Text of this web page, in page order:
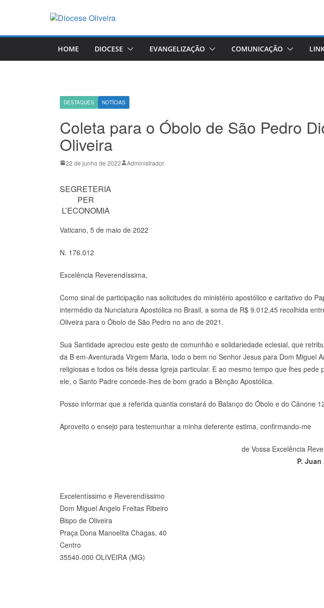
conteúdo
HOME DIOCESE EVANGELIZAÇÃO COMUNICAÇÃO
DESTAQUES NOTÍCIAS
Coleta para o Óbolo de São Pedro
Oliveira
22 de junho de 2022 Administrador
SEGRETERIA
PER
L’ECONOMIA
Vaticano, 5 de maio de 2022
N. 176.012
Excelência Reverendíssima,
Como sinal de participação nas solicitudes do ministério apostólico e caritativo do
intermédio da Nunciatura Apostólica no Brasil, a soma de R$ 9.012,45 recolhida
Oliveira para o Óbolo de São Pedro no ano de 2021.
Sua Santidade apreciou este gesto de comunhão e solidariedade eclesial, que
da B em-Aventurada Virgem Maria, todo o bem no Senhor Jesus para Dom Miguel
religiosas e todos os fiéis dessa Igreja particular. E ao mesmo tempo que lhes pede
ele, o Santo Padre concede-lhes de bom grado a Bênção Apostólica.
Posso informar que a referida quantia constará do Balanço do Óbolo e do Cânone
Aproveito o ensejo para testemunhar a minha deferente estima, confirmando-me
de Vossa Excelência
P.
Excelentíssimo e Reverendíssimo
Dom Miguel Angelo Freitas Ribeiro
Bispo de Oliveira
Praça Dona Manoelita Chagas, 40
Centro
35540-000 OLIVEIRA (MG)